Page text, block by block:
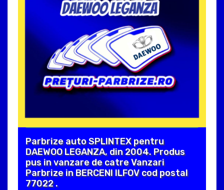
Parbrize auto SPLINTEX pentru
DAEWOO LEGANZA, din 2004. Produs
pus in vanzare de catre Vanzari
Parbrize in BERCENI ILFOV cod postal
77022 .